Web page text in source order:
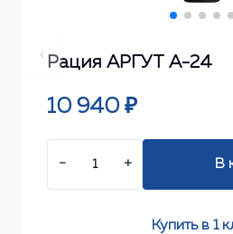
Рация АРГУТ А-24
10 940 ₽
− + В
Купить в 1
‹